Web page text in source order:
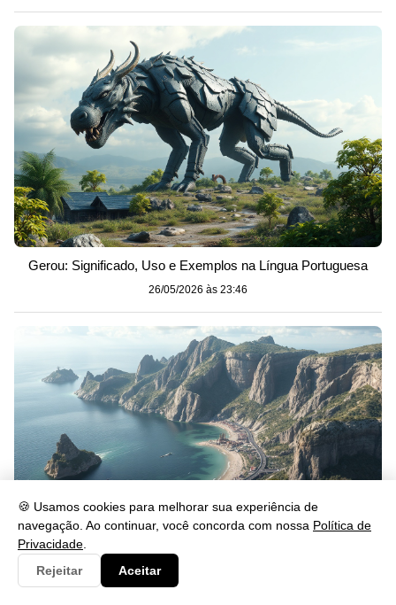
🍪 Usamos cookies para melhorar sua experiência de
navegação. Ao continuar, você concorda com nossa Política de
Privacidade
Rejeitar
Aceitar
Gerou: Significado, Uso e Exemplos na Língua Portuguesa
26/05/2026 às 23:46
Se lascar: significado, uso e exemplos na prática
26/05/2026 às 23:46